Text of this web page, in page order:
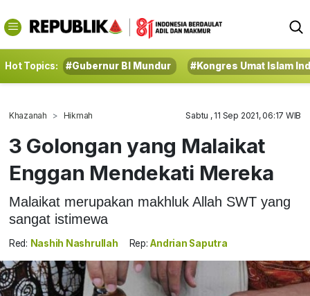
Hot Topics: #Gubernur BI Mundur #Kongres Umat Islam
Khazanah Hikmah Sabtu , 11 Sep 2021, 06:17 WIB
3 Golongan yang Malaikat
Enggan Mendekati Mereka
Malaikat merupakan makhluk Allah SWT yang
sangat istimewa
Red: Nashih Nashrullah Rep: Andrian Saputra